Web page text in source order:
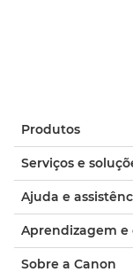
Produtos
Serviços e
Ajuda e
Aprendizagem e
Sobre a Canon